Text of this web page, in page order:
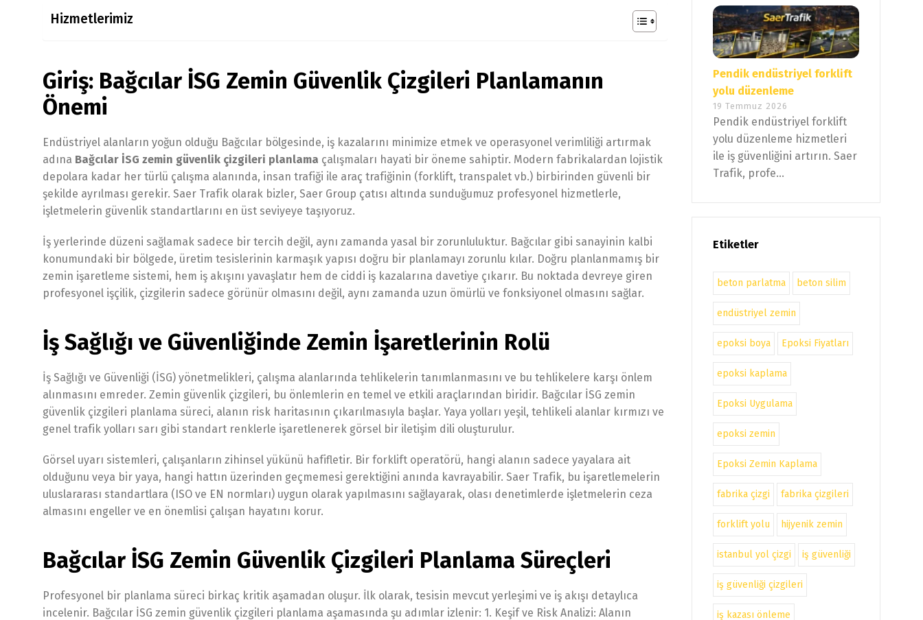
Hizmetlerimiz
Giriş: Bağcılar İSG Zemin Güvenlik Çizgileri Planlamanın
Önemi
Endüstriyel alanların yoğun olduğu Bağcılar bölgesinde, iş kazalarını minimize etmek ve operasyonel verimliliği artırmak
adına Bağcılar İSG zemin güvenlik çizgileri planlama çalışmaları hayati bir öneme sahiptir. Modern fabrikalardan lojistik
depolara kadar her türlü çalışma alanında, insan trafiği ile araç trafiğinin (forklift, transpalet vb.) birbirinden güvenli bir
şekilde ayrılması gerekir. Saer Trafik olarak bizler, Saer Group çatısı altında sunduğumuz profesyonel hizmetlerle,
işletmelerin güvenlik standartlarını en üst seviyeye taşıyoruz.
İş yerlerinde düzeni sağlamak sadece bir tercih değil, aynı zamanda yasal bir zorunluluktur. Bağcılar gibi sanayinin kalbi
konumundaki bir bölgede, üretim tesislerinin karmaşık yapısı doğru bir planlamayı zorunlu kılar. Doğru planlanmamış bir
zemin işaretleme sistemi, hem iş akışını yavaşlatır hem de ciddi iş kazalarına davetiye çıkarır. Bu noktada devreye giren
profesyonel işçilik, çizgilerin sadece görünür olmasını değil, aynı zamanda uzun ömürlü ve fonksiyonel olmasını sağlar.
İş Sağlığı ve Güvenliğinde Zemin İşaretlerinin Rolü
İş Sağlığı ve Güvenliği (İSG) yönetmelikleri, çalışma alanlarında tehlikelerin tanımlanmasını ve bu tehlikelere karşı önlem
alınmasını emreder. Zemin güvenlik çizgileri, bu önlemlerin en temel ve etkili araçlarından biridir. Bağcılar İSG zemin
güvenlik çizgileri planlama süreci, alanın risk haritasının çıkarılmasıyla başlar. Yaya yolları yeşil, tehlikeli alanlar kırmızı ve
genel trafik yolları sarı gibi standart renklerle işaretlenerek görsel bir iletişim dili oluşturulur.
Görsel uyarı sistemleri, çalışanların zihinsel yükünü hafifletir. Bir forklift operatörü, hangi alanın sadece yayalara ait
olduğunu veya bir yaya, hangi hattın üzerinden geçmemesi gerektiğini anında kavrayabilir. Saer Trafik, bu işaretlemelerin
uluslararası standartlara (ISO ve EN normları) uygun olarak yapılmasını sağlayarak, olası denetimlerde işletmelerin ceza
almasını engeller ve en önemlisi çalışan hayatını korur.
Bağcılar İSG Zemin Güvenlik Çizgileri Planlama Süreçleri
Profesyonel bir planlama süreci birkaç kritik aşamadan oluşur. İlk olarak, tesisin mevcut yerleşimi ve iş akışı detaylıca
incelenir. Bağcılar İSG zemin güvenlik çizgileri planlama aşamasında şu adımlar izlenir: 1. Keşif ve Risk Analizi: Alanın
Pendik endüstriyel forklift
yolu düzenleme
19 Temmuz 2026
Pendik endüstriyel forklift
yolu düzenleme hizmetleri
ile iş güvenliğini artırın. Saer
Trafik, profe...
Etiketler
beton parlatma beton silim
endüstriyel zemin
epoksi boya Epoksi Fiyatları
epoksi kaplama
Epoksi Uygulama
epoksi zemin
Epoksi Zemin Kaplama
fabrika çizgi fabrika çizgileri
forklift yolu hijyenik zemin
istanbul yol çizgi iş güvenliği
iş güvenliği çizgileri
iş kazası önleme